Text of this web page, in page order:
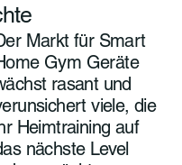
Markt für Smart
Gym Geräte
rasant und
viele, die
Heimtraining auf
nächste Level